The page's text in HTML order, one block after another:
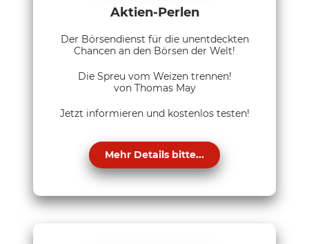
Aktien-Perlen
Der Börsendienst für die unentdeckten
Chancen an den Börsen der Welt!
Die Spreu vom Weizen trennen!
von Thomas May
Jetzt informieren und kostenlos testen!
Mehr Details bitte...